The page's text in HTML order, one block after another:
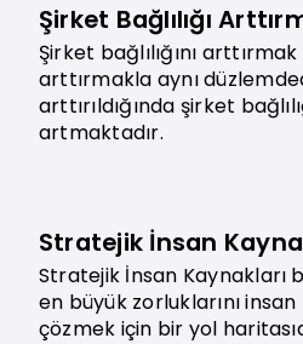
Şirket Bağlılığı
Şirket bağlılığını arttırmak
arttırmakla aynı
arttırıldığında şirket
artmaktadır.
Stratejik İnsan
Stratejik İnsan Kaynakları
en büyük zorluklarını
çözmek için bir yol